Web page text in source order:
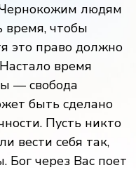
людям
время, чтобы
это право должно
время
— свобода
быть сделано
Пусть никто
вести себя так,
через Вас поет